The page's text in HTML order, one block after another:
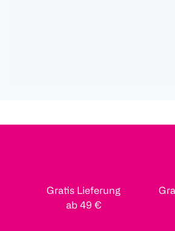
Gratis Lieferung
ab 49 €